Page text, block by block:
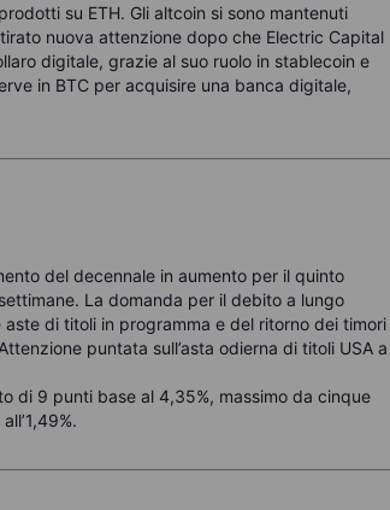
su ETH. Gli altcoin si sono mantenuti
nuova attenzione dopo che Electric Capital
digitale, grazie al suo ruolo in stablecoin e
in BTC per acquisire una banca digitale,
del decennale in aumento per il quinto
La domanda per il debito a lungo
di titoli in programma e del ritorno dei timori
puntata sull’asta odierna di titoli USA a
di 9 punti base al 4,35%, massimo da cinque